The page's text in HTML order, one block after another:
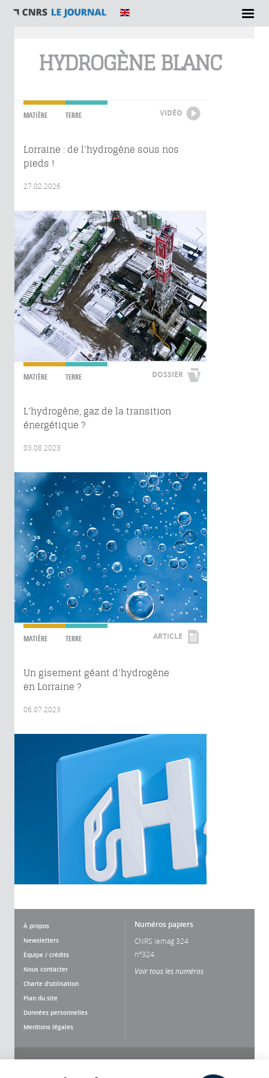
HYDROGÈNE BLANC
MATIÈRE TERRE VIDÉO
Lorraine : de l’hydrogène sous nos
pieds !
27.02.2026
MATIÈRE TERRE DOSSIER
L’hydrogène, gaz de la transition
énergétique ?
03.08.2023
MATIÈRE TERRE ARTICLE
Un gisement géant d’hydrogène
en Lorraine ?
06.07.2023
À propos
Newsletters
Équipe / crédits
Nous contacter
Charte d'utilisation
Plan du site
Données personnelles
Mentions légales
Numéros papiers
CNRS lemag 324
n°324
Voir tous les numéros